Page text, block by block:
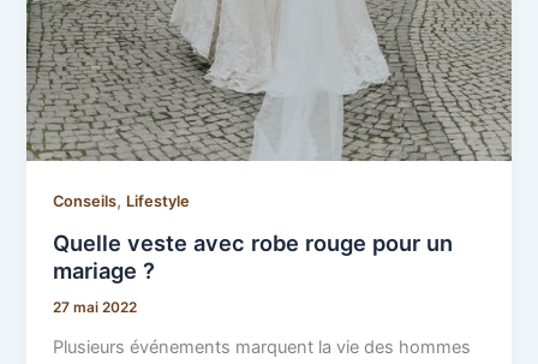
Conseils, Lifestyle
Quelle veste avec robe rouge pour un
mariage ?
27 mai 2022
Plusieurs événements marquent la vie des hommes